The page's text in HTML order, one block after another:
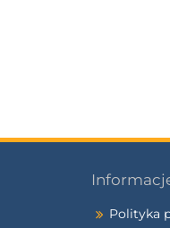
Polityka